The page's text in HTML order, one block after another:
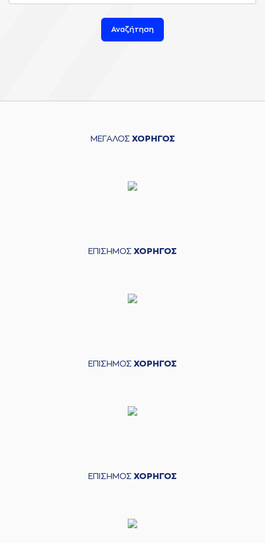
Αναζήτηση
ΜΕΓΑΛΟΣ ΧΟΡΗΓΟΣ
ΕΠΙΣΗΜΟΣ ΧΟΡΗΓΟΣ
ΕΠΙΣΗΜΟΣ ΧΟΡΗΓΟΣ
ΕΠΙΣΗΜΟΣ ΧΟΡΗΓΟΣ